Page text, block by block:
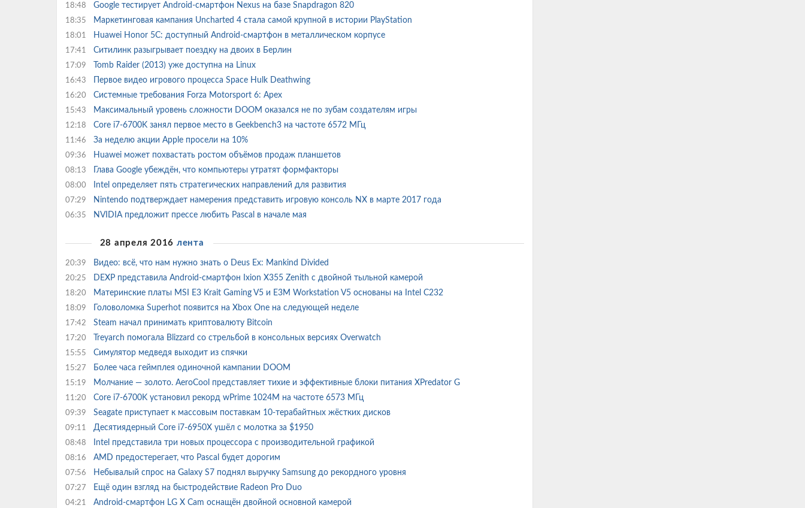
18:48 Google тестирует Android-смартфон Nexus на базе Snapdragon 820
18:35 Маркетинговая кампания Uncharted 4 стала самой крупной в истории PlayStation
18:01 Huawei Honor 5C: доступный Android-смартфон в металлическом корпусе
17:41 Ситилинк разыгрывает поездку на двоих в Берлин
17:09 Tomb Raider (2013) уже доступна на Linux
16:43 Первое видео игрового процесса Space Hulk Deathwing
16:20 Системные требования Forza Motorsport 6: Apex
15:43 Максимальный уровень сложности DOOM оказался не по зубам создателям игры
12:18 Core i7-6700K занял первое место в Geekbench3 на частоте 6572 МГц
11:46 За неделю акции Apple просели на 10%
09:36 Huawei может похвастать ростом объёмов продаж планшетов
08:13 Глава Google убеждён, что компьютеры утратят формфакторы
08:00 Intel определяет пять стратегических направлений для развития
07:29 Nintendo подтверждает намерения представить игровую консоль NX в марте 2017 года
06:35 NVIDIA предложит прессе любить Pascal в начале мая
28 апреля 2016 лента
20:39 Видео: всё, что нам нужно знать о Deus Ex: Mankind Divided
20:25 DEXP представила Android-смартфон Ixion X355 Zenith с двойной тыльной камерой
18:20 Материнские платы MSI E3 Krait Gaming V5 и E3M Workstation V5 основаны на Intel C232
18:09 Головоломка Superhot появится на Xbox One на следующей неделе
17:42 Steam начал принимать криптовалюту Bitcoin
17:20 Treyarch помогала Blizzard со стрельбой в консольных версиях Overwatch
15:55 Симулятор медведя выходит из спячки
15:27 Более часа геймплея одиночной кампании DOOM
15:19 Молчание — золото. AeroCool представляет тихие и эффективные блоки питания XPredator G
11:20 Core i7-6700K установил рекорд wPrime 1024M на частоте 6573 МГц
09:39 Seagate приступает к массовым поставкам 10-терабайтных жёстких дисков
09:11 Десятиядерный Core i7-6950X ушёл с молотка за $1950
08:48 Intel представила три новых процессора с производительной графикой
08:16 AMD предостерегает, что Pascal будет дорогим
07:56 Небывалый спрос на Galaxy S7 поднял выручку Samsung до рекордного уровня
07:27 Ещё один взгляд на быстродействие Radeon Pro Duo
04:21 Android-смартфон LG X Cam оснащён двойной основной камерой